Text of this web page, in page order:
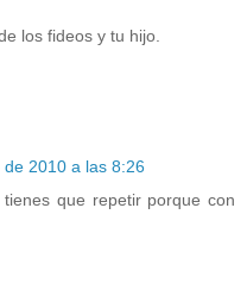
los fideos y tu hijo.
2010 a las 8:26
que repetir porque con